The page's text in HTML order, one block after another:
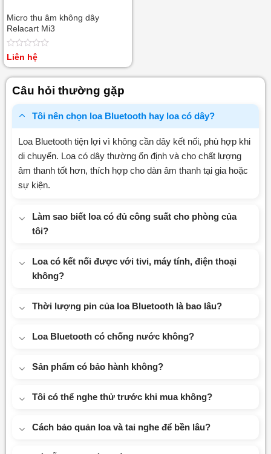
Micro thu âm không dây
Relacart Mi3
Được
0
Liên hệ
Câu hỏi thường gặp
Tôi nên chọn loa Bluetooth hay loa có dây?
Loa Bluetooth tiện lợi vì không cần dây kết nối, phù hợp khi
di chuyển. Loa có dây thường ổn định và cho chất lượng
âm thanh tốt hơn, thích hợp cho dàn âm thanh tại gia hoặc
sự kiện.
Làm sao biết loa có đủ công suất cho phòng của
tôi?
Loa có kết nối được với tivi, máy tính, điện thoại
không?
Thời lượng pin của loa Bluetooth là bao lâu?
Loa Bluetooth có chống nước không?
Sản phẩm có bảo hành không?
Tôi có thể nghe thử trước khi mua không?
Cách bảo quản loa và tai nghe để bền lâu?